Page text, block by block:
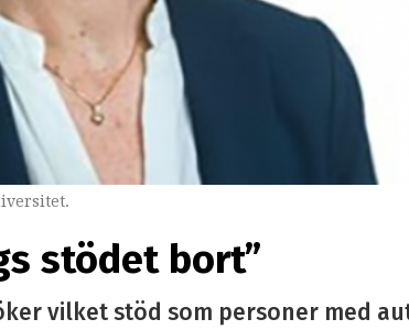
stödet bort”
vilket stöd som personer med